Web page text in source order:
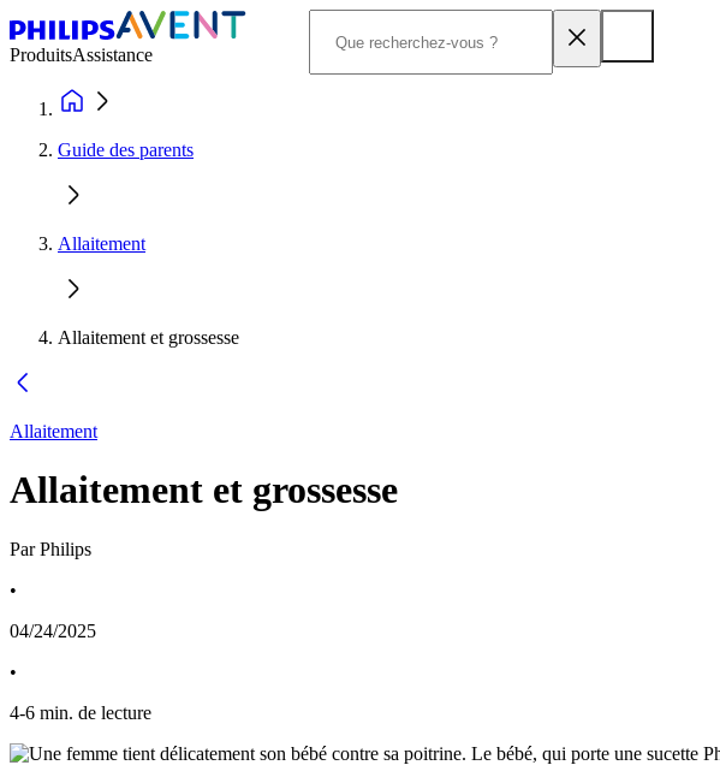
ProduitsAssistance
Guide des parents
Allaitement
Allaitement et grossesse
Allaitement
Allaitement et grossesse
Par Philips
•
04/24/2025
•
4-6 min. de lecture